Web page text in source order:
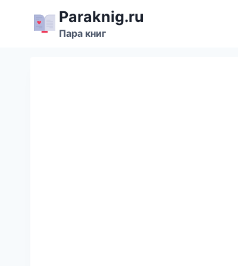
содержимому
Paraknig.ru
Пара книг